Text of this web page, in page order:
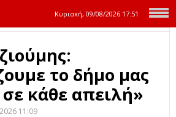
Κυριακή, 09/08/2026 17:51
το δήμο μας
κάθε απειλή»
11:09